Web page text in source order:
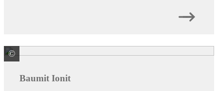
© Baumit GmbH
Baumit Ionit